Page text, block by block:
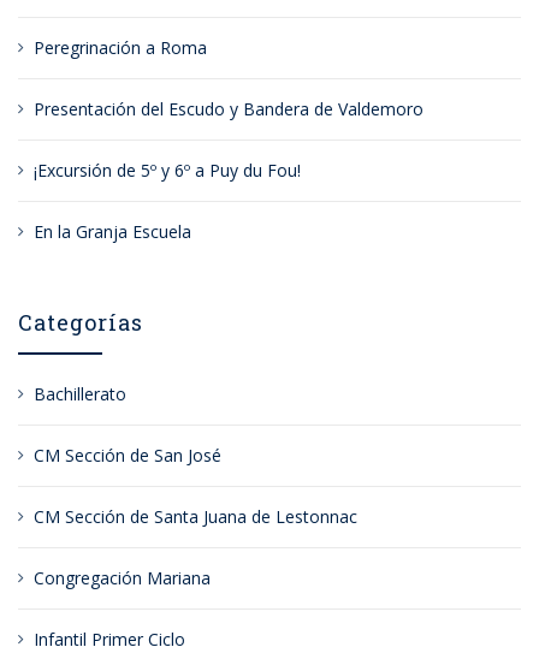
Peregrinación a Roma
Presentación del Escudo y Bandera de Valdemoro
¡Excursión de 5º y 6º a Puy du Fou!
En la Granja Escuela
Categorías
Bachillerato
CM Sección de San José
CM Sección de Santa Juana de Lestonnac
Congregación Mariana
Infantil Primer Ciclo